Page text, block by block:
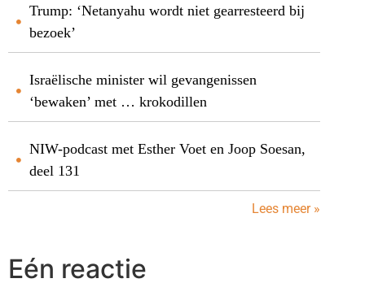
Trump: ‘Netanyahu wordt niet gearresteerd bij
bezoek’
Israëlische minister wil gevangenissen
‘bewaken’ met … krokodillen
NIW-podcast met Esther Voet en Joop Soesan,
deel 131
Lees meer »
Eén reactie